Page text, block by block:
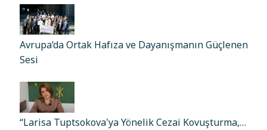
Avrupa’da Ortak Hafıza ve Dayanışmanın Güçlenen
Sesi
“Larisa Tuptsokova'ya Yönelik Cezai Kovuşturma,…